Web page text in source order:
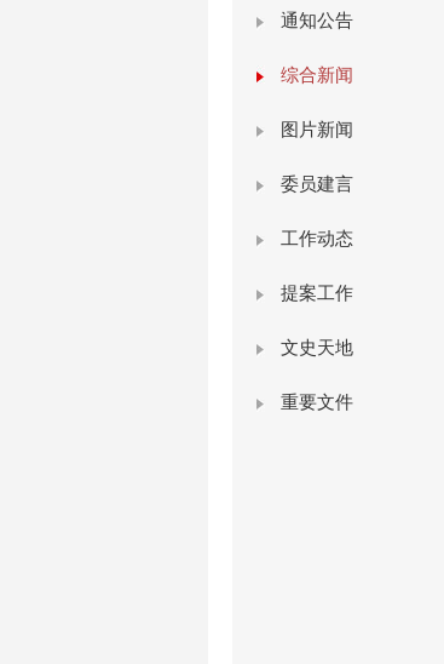
通知公告
综合新闻
图片新闻
委员建言
工作动态
提案工作
文史天地
重要文件